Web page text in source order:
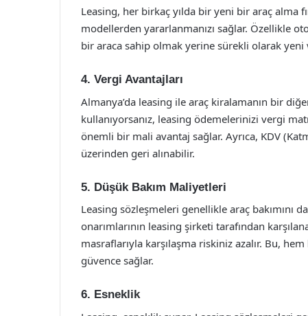
Leasing, her birkaç yılda bir yeni bir araç alma
modellerden yararlanmanızı sağlar. Özellikle
bir araca sahip olmak yerine sürekli olarak
4. Vergi Avantajları
Almanya’da leasing ile araç kiralamanın bir
kullanıyorsanız, leasing ödemelerinizi vergi
önemli bir mali avantaj sağlar. Ayrıca, KDV
üzerinden geri alınabilir.
5. Düşük Bakım Maliyetleri
Leasing sözleşmeleri genellikle araç bakımını
onarımlarının leasing şirketi tarafından
masraflarıyla karşılaşma riskiniz azalır. Bu,
güvence sağlar.
6. Esneklik